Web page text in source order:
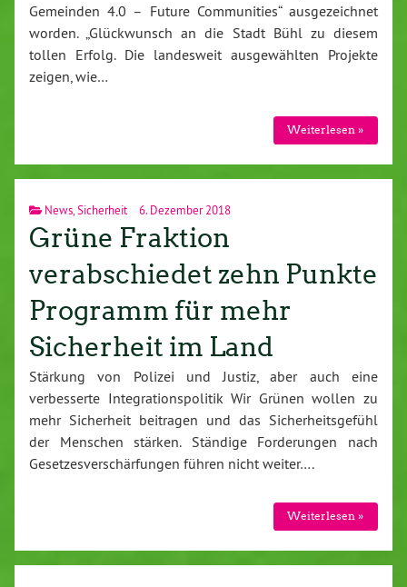
Gemeinden 4.0 – Future Communities“ ausgezeichnet
worden. „Glückwunsch an die Stadt Bühl zu diesem
tollen Erfolg. Die landesweit ausgewählten Projekte
zeigen, wie…
Weiterlesen »
News Sicherheit 6. Dezember 2018
Grüne Fraktion
verabschiedet zehn Punkte
Programm für mehr
Sicherheit im Land
Stärkung von Polizei und Justiz, aber auch eine
verbesserte Integrationspolitik Wir Grünen wollen zu
mehr Sicherheit beitragen und das Sicherheitsgefühl
der Menschen stärken. Ständige Forderungen nach
Gesetzesverschärfungen führen nicht weiter….
Weiterlesen »